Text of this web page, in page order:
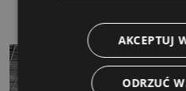
AKCEPTUJ
ODRZUĆ